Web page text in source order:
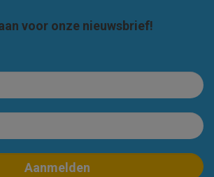
voor onze nieuwsbrief!